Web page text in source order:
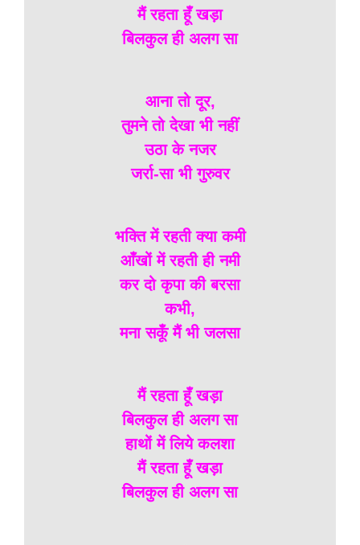
मैं रहता हूँ खड़ा
बिलकुल ही अलग सा
आना तो दूर,
तुमने तो देखा भी नहीं
उठा के नजर
जर्रा-सा भी गुरुवर
भक्ति में रहती क्या कमी
आँखों में रहती ही नमी
कर दो कृपा की बरसा
कभी,
मना सकूँ मैं भी जलसा
मैं रहता हूँ खड़ा
बिलकुल ही अलग सा
हाथों में लिये कलशा
मैं रहता हूँ खड़ा
बिलकुल ही अलग सा